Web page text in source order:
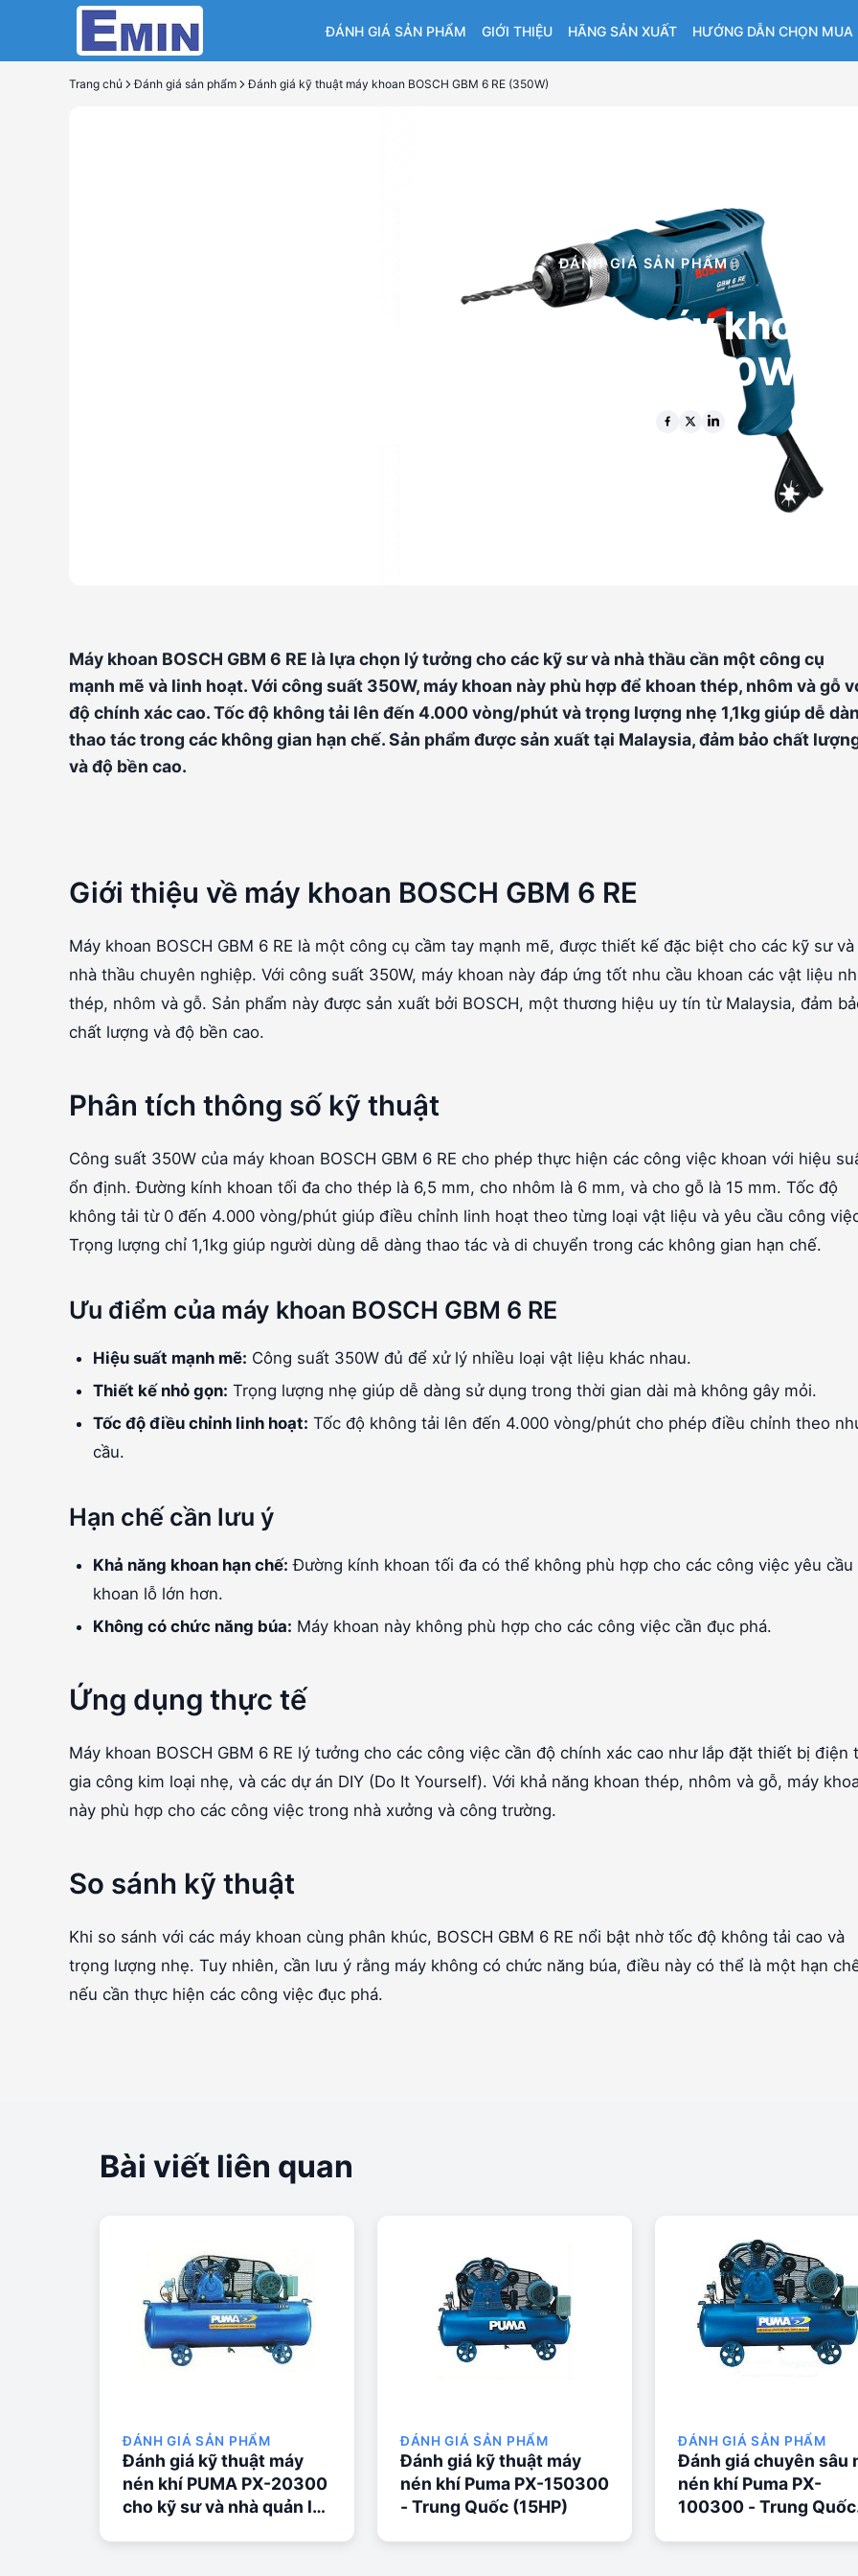
ĐÁNH GIÁ SẢN PHẨM GIỚI THIỆU HÃNG SẢN XUẤT HƯỚNG DẪN CHỌN MUA
Trang chủ Đánh giá sản phẩm Đánh giá kỹ thuật máy khoan BOSCH GBM 6 RE (350W)
ĐÁNH GIÁ SẢN PHẨM
Đánh giá kỹ thuật máy khoan
GBM 6 RE (350W)
Máy khoan BOSCH GBM 6 RE là lựa chọn lý tưởng cho các kỹ sư và nhà thầu cần một công cụ
mạnh mẽ và linh hoạt. Với công suất 350W, máy khoan này phù hợp để khoan thép, nhôm và gỗ
độ chính xác cao. Tốc độ không tải lên đến 4.000 vòng/phút và trọng lượng nhẹ 1,1kg giúp dễ
thao tác trong các không gian hạn chế. Sản phẩm được sản xuất tại Malaysia, đảm bảo chất
và độ bền cao.
Giới thiệu về máy khoan BOSCH GBM 6 RE
Máy khoan BOSCH GBM 6 RE là một công cụ cầm tay mạnh mẽ, được thiết kế đặc biệt cho các kỹ sư và
nhà thầu chuyên nghiệp. Với công suất 350W, máy khoan này đáp ứng tốt nhu cầu khoan các vật liệu
thép, nhôm và gỗ. Sản phẩm này được sản xuất bởi BOSCH, một thương hiệu uy tín từ Malaysia, đảm
chất lượng và độ bền cao.
Phân tích thông số kỹ thuật
Công suất 350W của máy khoan BOSCH GBM 6 RE cho phép thực hiện các công việc khoan với hiệu
ổn định. Đường kính khoan tối đa cho thép là 6,5 mm, cho nhôm là 6 mm, và cho gỗ là 15 mm. Tốc độ
không tải từ 0 đến 4.000 vòng/phút giúp điều chỉnh linh hoạt theo từng loại vật liệu và yêu cầu công
Trọng lượng chỉ 1,1kg giúp người dùng dễ dàng thao tác và di chuyển trong các không gian hạn chế.
Ưu điểm của máy khoan BOSCH GBM 6 RE
Hiệu suất mạnh mẽ: Công suất 350W đủ để xử lý nhiều loại vật liệu khác nhau.
Thiết kế nhỏ gọn: Trọng lượng nhẹ giúp dễ dàng sử dụng trong thời gian dài mà không gây mỏi.
Tốc độ điều chỉnh linh hoạt: Tốc độ không tải lên đến 4.000 vòng/phút cho phép điều chỉnh theo
cầu.
Hạn chế cần lưu ý
Khả năng khoan hạn chế: Đường kính khoan tối đa có thể không phù hợp cho các công việc yêu cầu
khoan lỗ lớn hơn.
Không có chức năng búa: Máy khoan này không phù hợp cho các công việc cần đục phá.
Ứng dụng thực tế
Máy khoan BOSCH GBM 6 RE lý tưởng cho các công việc cần độ chính xác cao như lắp đặt thiết bị điện
gia công kim loại nhẹ, và các dự án DIY (Do It Yourself). Với khả năng khoan thép, nhôm và gỗ, máy
này phù hợp cho các công việc trong nhà xưởng và công trường.
So sánh kỹ thuật
Khi so sánh với các máy khoan cùng phân khúc, BOSCH GBM 6 RE nổi bật nhờ tốc độ không tải cao và
trọng lượng nhẹ. Tuy nhiên, cần lưu ý rằng máy không có chức năng búa, điều này có thể là một hạn
nếu cần thực hiện các công việc đục phá.
Bài viết liên quan
ĐÁNH GIÁ SẢN PHẨM
Đánh giá kỹ thuật máy
nén khí PUMA PX-20300
cho kỹ sư và nhà quản lý
ĐÁNH GIÁ SẢN PHẨM
Đánh giá kỹ thuật máy
nén khí Puma PX-150300
- Trung Quốc (15HP)
ĐÁNH GIÁ SẢN PHẨM
Đánh giá chuyên sâu
nén khí Puma PX-
100300 - Trung Quốc